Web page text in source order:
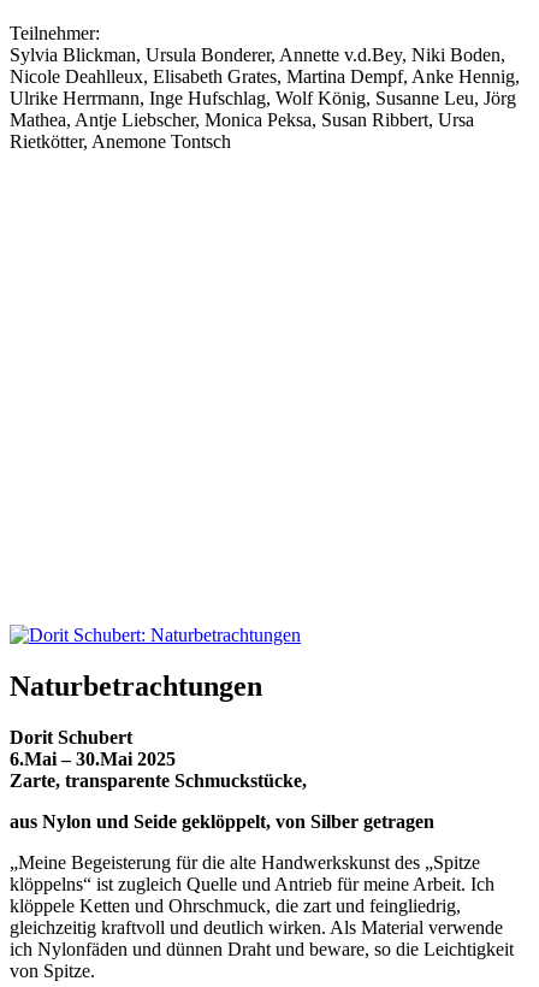
Teilnehmer:
Sylvia Blickman, Ursula Bonderer, Annette v.d.Bey, Niki Boden,
Nicole Deahlleux, Elisabeth Grates, Martina Dempf, Anke Hennig,
Ulrike Herrmann, Inge Hufschlag, Wolf König, Susanne Leu, Jörg
Mathea, Antje Liebscher, Monica Peksa, Susan Ribbert, Ursa
Rietkötter, Anemone Tontsch
Naturbetrachtungen
Dorit Schubert
6.Mai – 30.Mai 2025
Zarte, transparente Schmuckstücke,
aus Nylon und Seide geklöppelt, von Silber getragen
„Meine Begeisterung für die alte Handwerkskunst des „Spitze
klöppelns“ ist zugleich Quelle und Antrieb für meine Arbeit. Ich
klöppele Ketten und Ohrschmuck, die zart und feingliedrig,
gleichzeitig kraftvoll und deutlich wirken. Als Material verwende
ich Nylonfäden und dünnen Draht und beware, so die Leichtigkeit
von Spitze.